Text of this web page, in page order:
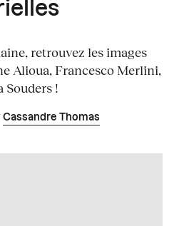
retrouvez les images
Alioua, Francesco Merlini,
Souders !
Cassandre Thomas